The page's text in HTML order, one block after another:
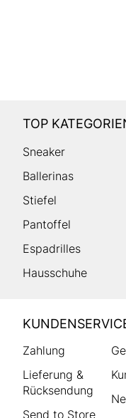
TOP
Sneaker
Ballerinas
Stiefel
Pantoffel
Espadrilles
Hausschuhe
Footer
Zahlung
Lieferung &
Rücksendung
Send to Store